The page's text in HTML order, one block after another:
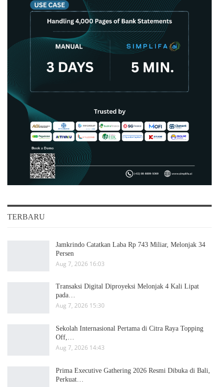
TERBARU
Jamkrindo Catatkan Laba Rp 743 Miliar, Melonjak 34
Persen
Aug 7, 2026 16:03
Transaksi Digital Diproyeksi Melonjak 4 Kali Lipat
pada…
Aug 7, 2026 15:30
Sekolah Internasional Pertama di Citra Raya Topping
Off,…
Aug 7, 2026 14:43
Prima Executive Gathering 2026 Resmi Dibuka di Bali,
Perkuat…